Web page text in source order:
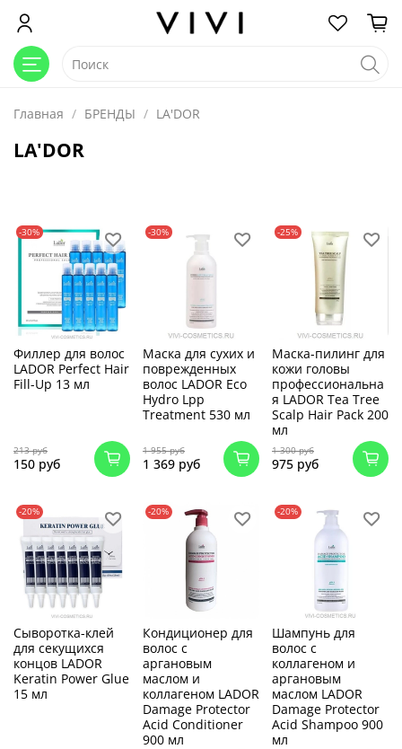
Главная БРЕНДЫ LA'DOR
LA'DOR
-30%
Филлер для волос
LADOR Perfect Hair
Fill-Up 13 мл
213 руб
150 руб
-30%
Маска для сухих и
поврежденных
волос LADOR Eco
Hydro Lpp
Treatment 530 мл
1 955 руб
1 369 руб
-25%
Маска-пилинг для
кожи головы
профессиональна
я LADOR Tea Tree
Scalp Hair Pack 200
мл
1 300 руб
975 руб
-20%
Cыворотка-клей
для секущихся
концов LADOR
Keratin Power Glue
15 мл
-20%
Кондиционер для
волос с
аргановым
маслом и
коллагеном LADOR
Damage Protector
Acid Conditioner
900 мл
-20%
Шампунь для
волос с
коллагеном и
аргановым
маслом LADOR
Damage Protector
Acid Shampoo 900
мл